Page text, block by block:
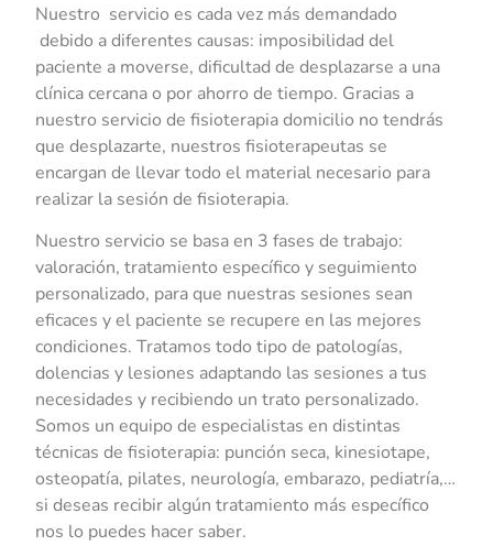
Nuestro servicio es cada vez más demandado
debido a diferentes causas: imposibilidad del
paciente a moverse, dificultad de desplazarse a una
clínica cercana o por ahorro de tiempo. Gracias a
nuestro servicio de fisioterapia domicilio no tendrás
que desplazarte, nuestros fisioterapeutas se
encargan de llevar todo el material necesario para
realizar la sesión de fisioterapia.
Nuestro servicio se basa en 3 fases de trabajo:
valoración, tratamiento específico y seguimiento
personalizado, para que nuestras sesiones sean
eficaces y el paciente se recupere en las mejores
condiciones. Tratamos todo tipo de patologías,
dolencias y lesiones adaptando las sesiones a tus
necesidades y recibiendo un trato personalizado.
Somos un equipo de especialistas en distintas
técnicas de fisioterapia: punción seca, kinesiotape,
osteopatía, pilates, neurología, embarazo, pediatría,…
si deseas recibir algún tratamiento más específico
nos lo puedes hacer saber.